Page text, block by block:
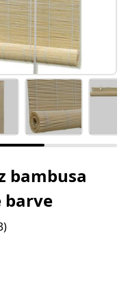
bambusa
barve